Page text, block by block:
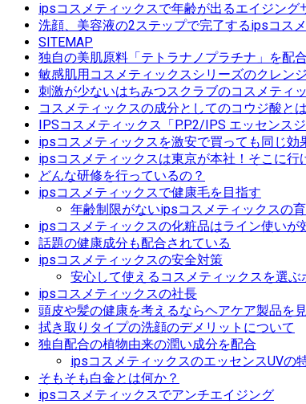
ipsコスメティックスで年齢が出るエイジング
洗顔、美容液の2ステップで完了するipsコス
SITEMAP
独自の美肌原料「テトラナノプラチナ」を配
敏感肌用コスメティックスシリーズのクレン
刺激が少ないはちみつスクラブのコスメティ
コスメティックスの成分としてのコウジ酸とは
IPSコスメティックス「P.P.2/IPS エッセンス
ipsコスメティックスを激安で買っても同じ効
ipsコスメティックスは東京が本社！そこに行
どんな研修を行っているの？
ipsコスメティックスで健康毛を目指す
年齢制限がないipsコスメティックスの
ipsコスメティックスの化粧品はライン使いが
話題の健康成分も配合されている
ipsコスメティックスの安全対策
安心して使えるコスメティックスを選ぶ
ipsコスメティックスの社長
頭皮や髪の健康を考えるならヘアケア製品を
拭き取りタイプの洗顔のデメリットについて
独自配合の植物由来の潤い成分を配合
ipsコスメティックスのエッセンスUVの
そもそも白金とは何か？
ipsコスメティックスでアンチエイジング